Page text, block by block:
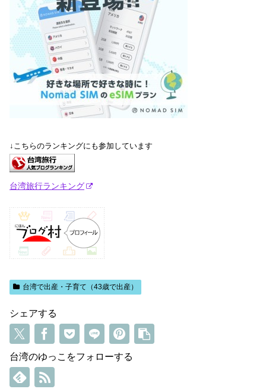
↓こちらのランキングにも参加しています
台湾旅行ランキング
台湾で出産・子育て（43歳で出産）
シェアする
台湾のゆっこをフォローする